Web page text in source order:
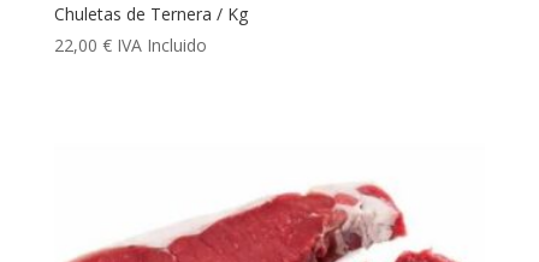
Chuletas de Ternera / Kg
22,00 € IVA Incluido